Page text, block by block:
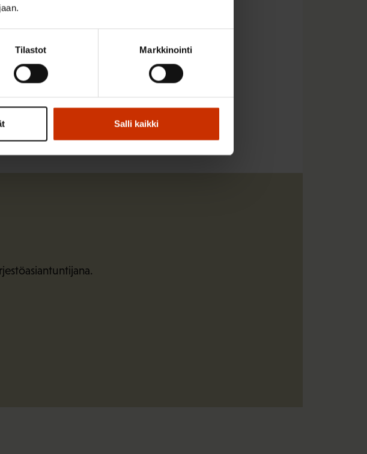
Tilastot Markkinointi
Salli kaikki
opiskelijaa. Barometri on julkaistu